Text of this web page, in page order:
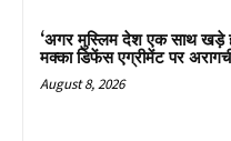
‘अगर मुस्लिम देश एक साथ खड़े
मक्का डिफेंस एग्रीमेंट पर
August 8, 2026